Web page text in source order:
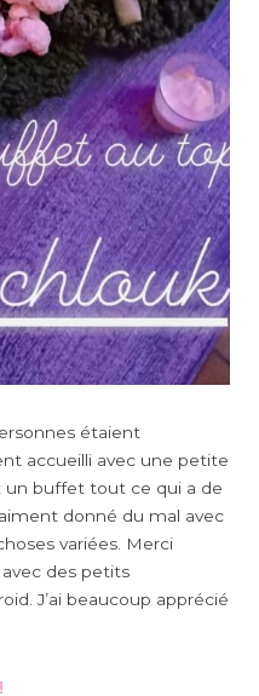
étaient
accueilli avec une petite
un buffet tout ce qui a de
donné du mal avec
variées. Merci
avec des petits
J’ai beaucoup apprécié